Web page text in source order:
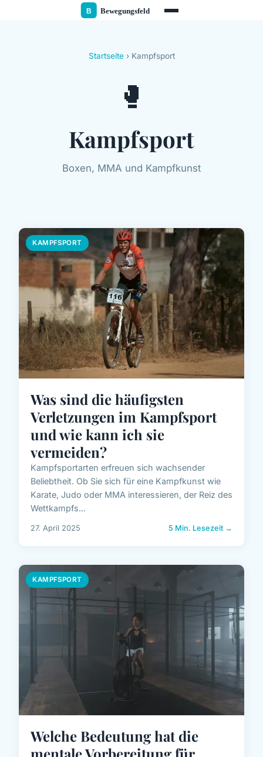
Startseite› Kampfsport
🥊
Kampfsport
Boxen, MMA und Kampfkunst
KAMPFSPORT
Was sind die häufigsten
Verletzungen im Kampfsport
und wie kann ich sie
vermeiden?
Kampfsportarten erfreuen sich wachsender
Beliebtheit. Ob Sie sich für eine Kampfkunst wie
Karate, Judo oder MMA interessieren, der Reiz des
Wettkampfs...
27. April 2025 5 Min. Lesezeit →
KAMPFSPORT
Welche Bedeutung hat die